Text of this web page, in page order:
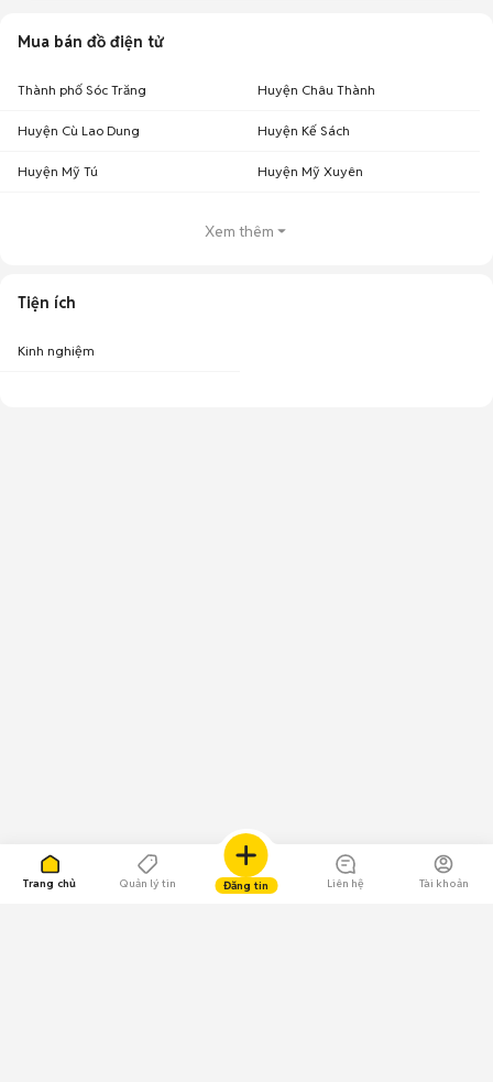
Trang chủ Quản lý tin Đăng tin Liên hệ Tài khoản
Mua bán đồ điện tử
Thành phố Sóc Trăng Huyện Châu Thành
Huyện Cù Lao Dung Huyện Kế Sách
Huyện Mỹ Tú Huyện Mỹ Xuyên
Xem thêm
Tiện ích
Kinh nghiệm